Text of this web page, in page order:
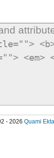
- 2026 Quami